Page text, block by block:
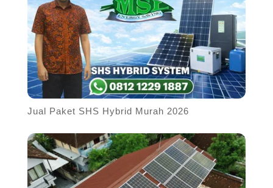
Jual Paket SHS Hybrid Murah 2026